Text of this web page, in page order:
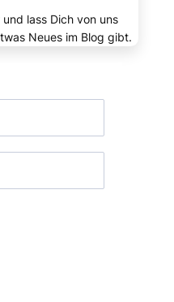
lass Dich von uns
Neues im Blog gibt.